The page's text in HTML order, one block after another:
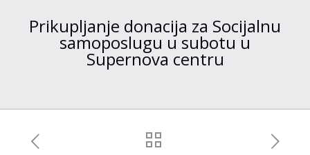
Prikupljanje donacija za Socijalnu
samoposlugu u subotu u
Supernova centru